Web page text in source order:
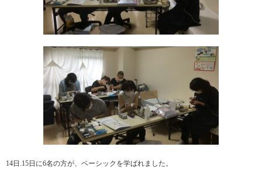
14日.15日に6名の方が、ベーシックを学ばれました。